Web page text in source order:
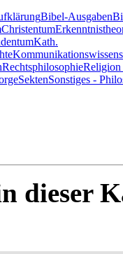
Bibel-Ausgaben
Christentum
Kath.
RechtsphilosophieReligion
SektenSonstiges -
dieser